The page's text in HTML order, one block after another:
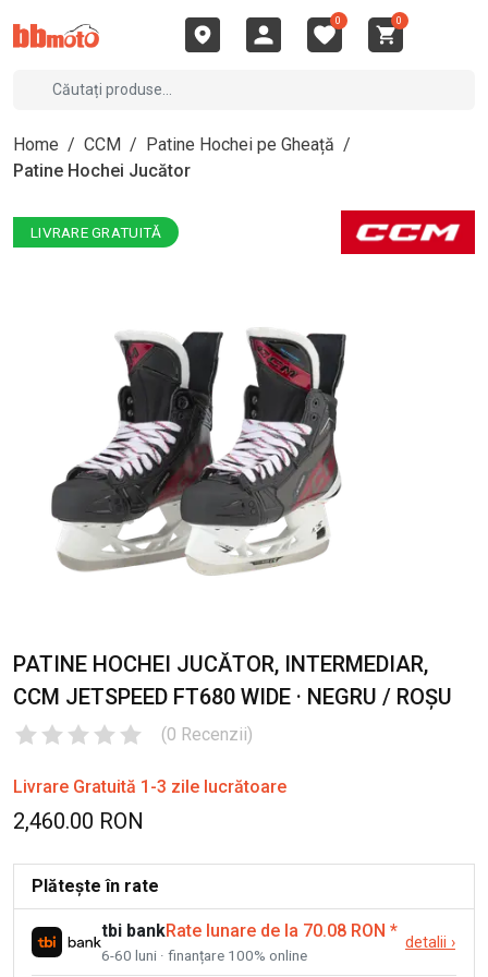
0 0
Home / CCM / Patine Hochei pe Gheață /
Patine Hochei Jucător
LIVRARE GRATUITĂ
PATINE HOCHEI JUCĂTOR, INTERMEDIAR,
CCM JETSPEED FT680 WIDE · NEGRU / ROȘU
(0 Recenzii)
Livrare Gratuită 1-3 zile lucrătoare
2,460.00 RON
Plătește în rate
tbi bankRate lunare de la 70.08 RON *
6-60 luni · finanțare 100% online
detalii ›